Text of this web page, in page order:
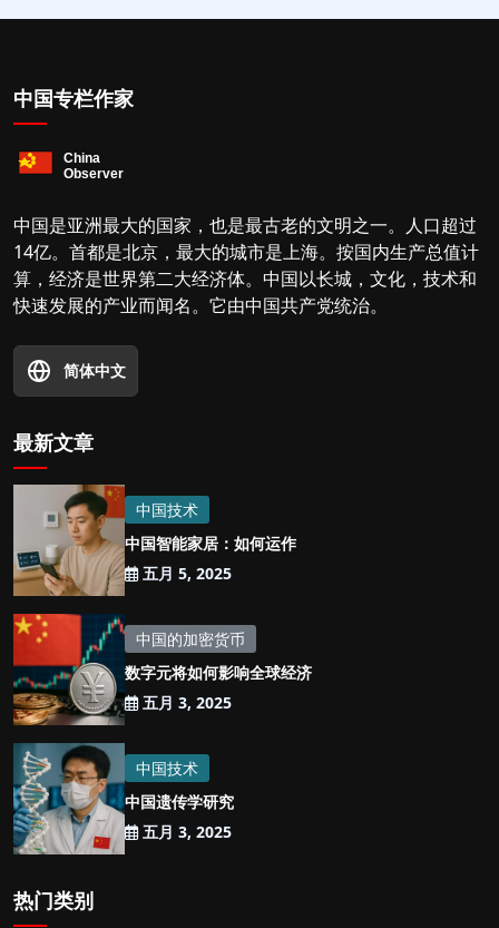
中国专栏作家
中国是亚洲最大的国家，也是最古老的文明之一。人口超过
14亿。首都是北京，最大的城市是上海。按国内生产总值计
算，经济是世界第二大经济体。中国以长城，文化，技术和
快速发展的产业而闻名。它由中国共产党统治。
简体中文
最新文章
中国技术
中国智能家居：如何运作
五月 5, 2025
中国的加密货币
数字元将如何影响全球经济
五月 3, 2025
中国技术
中国遗传学研究
五月 3, 2025
热门类别